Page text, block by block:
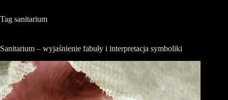
Tag sanitarium
Sanitarium – wyjaśnienie fabuły i interpretacja symboliki